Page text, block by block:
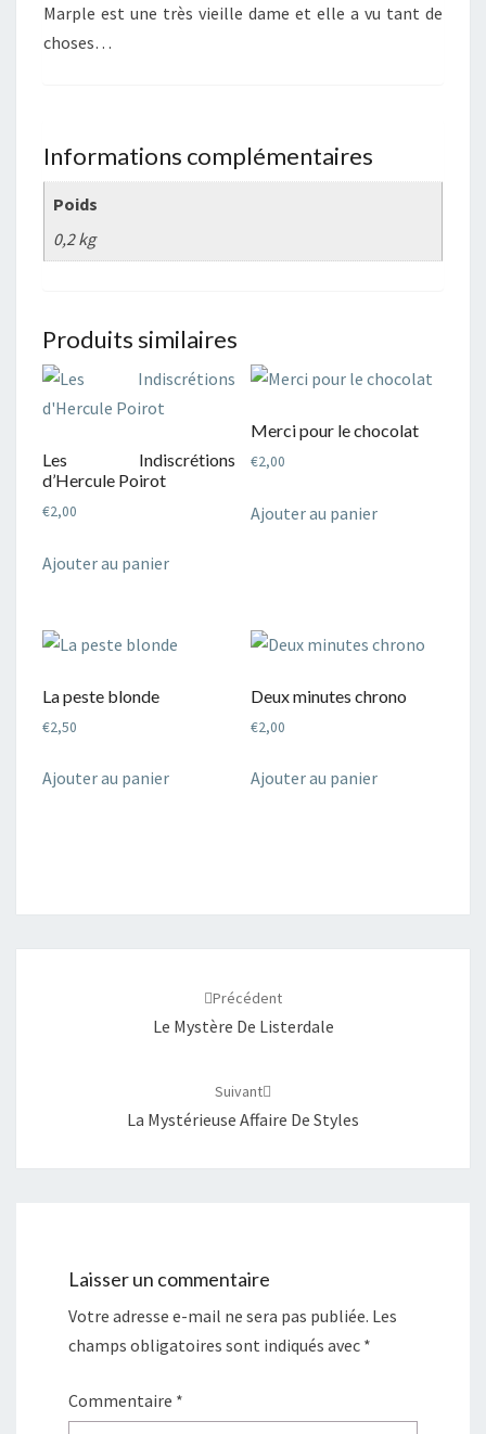
Marple est une très vieille dame et elle a vu tant de
choses…
Informations complémentaires
Poids
0,2 kg
Produits similaires
Les Indiscrétions
d’Hercule Poirot
€2,00
Ajouter au panier
Merci pour le chocolat
€2,00
Ajouter au panier
La peste blonde
€2,50
Ajouter au panier
Deux minutes chrono
€2,00
Ajouter au panier
Précédent
Le Mystère De Listerdale
Suivant
La Mystérieuse Affaire De Styles
Laisser un commentaire
Votre adresse e-mail ne sera pas publiée. Les
champs obligatoires sont indiqués avec *
Commentaire *